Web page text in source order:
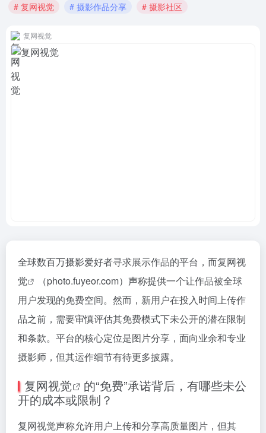
# 复网视觉
# 摄影作品分享 # 摄影社区
复网视觉
全球数百万摄影爱好者寻求展示作品的平台，而复网视
觉
（photo.fuyeor.com）声称提供一个让作品被全球
用户发现的免费空间。然而，新用户在投入时间上传作
品之前，需要审慎评估其免费模式下未公开的潜在限制
和条款。平台的核心定位是图片分享，面向业余和专业
摄影师，但其运作细节有待更多披露。
复网视觉
的“免费”承诺背后，有哪些未公
开的成本或限制？
复网视觉声称允许用户上传和分享高质量图片，但其